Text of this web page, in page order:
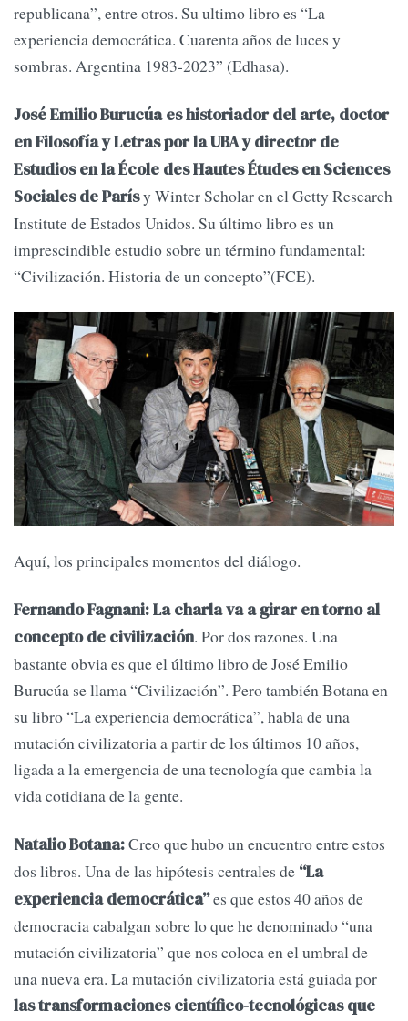
republicana”, entre otros. Su ultimo libro es “La
experiencia democrática. Cuarenta años de luces y
sombras. Argentina 1983-2023” (Edhasa).
José Emilio Burucúa es historiador del arte, doctor
en Filosofía y Letras por la UBA y director de
Estudios en la École des Hautes Études en Sciences
Sociales de Parísy Winter Scholar en el Getty Research
Institute de Estados Unidos. Su último libro es un
imprescindible estudio sobre un término fundamental:
“Civilización. Historia de un concepto”(FCE).
Aquí, los principales momentos del diálogo.
Fernando Fagnani:La charla va a girar en torno al
concepto de civilización. Por dos razones. Una
bastante obvia es que el último libro de José Emilio
Burucúa se llama “Civilización”. Pero también Botana en
su libro “La experiencia democrática”, habla de una
mutación civilizatoria a partir de los últimos 10 años,
ligada a la emergencia de una tecnología que cambia la
vida cotidiana de la gente.
Natalio Botana:Creo que hubo un encuentro entre estos
dos libros. Una de las hipótesis centrales de “La
experiencia democrática”es que estos 40 años de
democracia cabalgan sobre lo que he denominado “una
mutación civilizatoria” que nos coloca en el umbral de
una nueva era. La mutación civilizatoria está guiada por
las transformaciones científico-tecnológicas que